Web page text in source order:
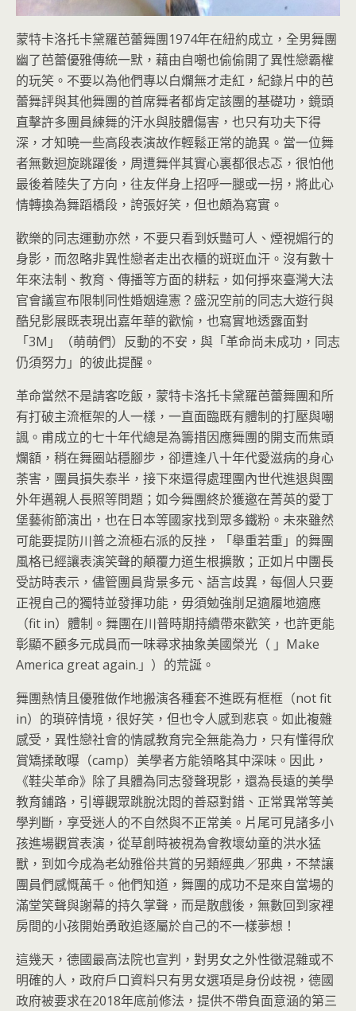
蒙特卡洛托卡黛羅芭蕾舞團1974年在紐約成立，全男舞團
幽了芭蕾優雅傳統一默，藉由自嘲也偷偷開了異性戀霸權
的玩笑。不要以為他們專以白爛無才走紅，紀錄片中的芭
蕾舞評與其他舞團的首席舞者都肯定該團的基礎功，鏡頭
直擊許多團員練舞的汗水與肢體傷害，也只有功夫下得
深，才知曉一些高段表演故作輕鬆正常的詭異。當一位舞
者無數迴旋跳躍後，周遭舞伴其實心裏都很忐忑，很怕他
最後着陸失了方向，往友伴身上招呼一腿或一拐，將此心
情轉換為舞蹈橋段，誇張好笑，但也頗為寫實。
歡樂的同志運動亦然，不要只看到妖豔可人、煙視媚行的
身影，而忽略非異性戀者走出衣櫃的斑斑血汗。沒有數十
年來法制、教育、傳播等方面的耕耘，如何掙來臺灣大法
官會議宣布限制同性婚姻違憲？盛況空前的同志大遊行與
酷兒影展既表現出嘉年華的歡愉，也寫實地透露面對
「3M」（萌萌們）反動的不安，與「革命尚未成功，同志
仍須努力」的彼此提醒。
革命當然不是請客吃飯，蒙特卡洛托卡黛羅芭蕾舞團和所
有打破主流框架的人一樣，一直面臨既有體制的打壓與嘲
諷。甫成立的七十年代總是為籌措因應舞團的開支而焦頭
爛額，稍在舞圈站穩腳步，卻遭逢八十年代愛滋病的身心
荼害，團員損失泰半，接下來還得處理團內世代進退與團
外年邁親人長照等問題；如今舞團終於獲邀在菁英的愛丁
堡藝術節演出，也在日本等國家找到眾多鐵粉。未來雖然
可能要提防川普之流極右派的反挫，「舉重若重」的舞團
風格已經讓表演笑聲的顛覆力道生根擴散；正如片中團長
受訪時表示，儘管團員背景多元、語言歧異，每個人只要
正視自己的獨特並發揮功能，毋須勉強削足適履地適應
（fit in）體制。舞團在川普時期持續帶來歡笑，也許更能
彰顯不顧多元成員而一味尋求抽象美國榮光（ 」Make
America great again.」）的荒誕。
舞團熱情且優雅做作地搬演各種套不進既有框框（not fit
in）的瑣碎情境，很好笑，但也令人感到悲哀。如此複雜
感受，異性戀社會的情感教育完全無能為力，只有懂得欣
賞矯揉敢曝（camp）美學者方能領略其中深味。因此，
《鞋尖革命》除了具體為同志發聲現影，還為長遠的美學
教育鋪路，引導觀眾跳脫沈悶的善惡對錯、正常異常等美
學判斷，享受迷人的不自然與不正常美。片尾可見諸多小
孩進場觀賞表演，從草創時被視為會教壞幼童的洪水猛
獸，到如今成為老幼雅俗共賞的另類經典／邪典，不禁讓
團員們感慨萬千。他們知道，舞團的成功不是來自當場的
滿堂笑聲與謝幕的持久掌聲，而是散戲後，無數回到家裡
房間的小孩開始勇敢追逐屬於自己的不一樣夢想！
這幾天，德國最高法院也宣判，對男女之外性徵混雜或不
明確的人，政府戶口資料只有男女選項是身份歧視，德國
政府被要求在2018年底前修法，提供不帶負面意涵的第三